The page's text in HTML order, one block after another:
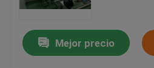
Mejor precio